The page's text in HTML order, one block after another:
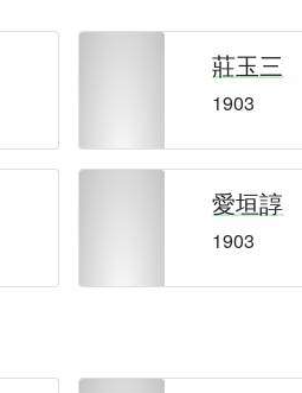
莊玉三
1903
愛垣諄
1903